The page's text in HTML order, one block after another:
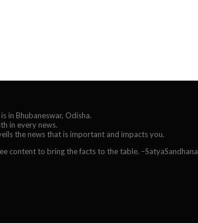
in Bhubaneswar, Odisha.
in every news.
the news that is important and impacts you.
content to bring the facts to the table. –SatyaSandhana